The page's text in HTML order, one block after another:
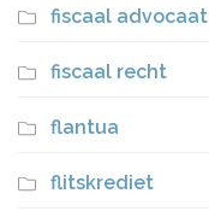
fiscaal advocaat
fiscaal recht
flantua
flitskrediet